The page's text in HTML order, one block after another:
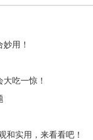
用！
吃一惊！
和实用，来看看吧！